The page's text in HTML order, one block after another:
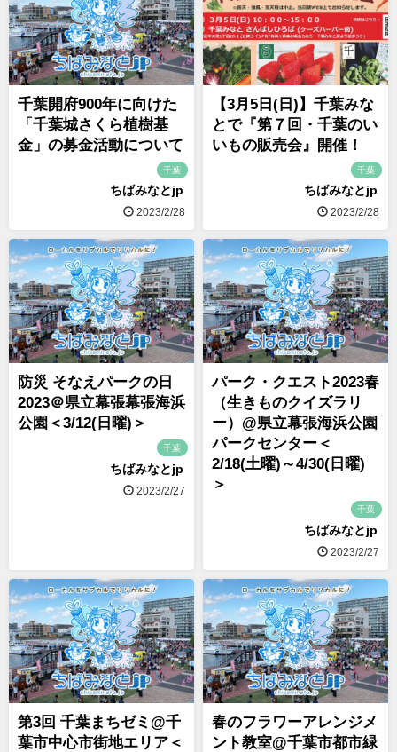
千葉開府900年に向けた
「千葉城さくら植樹基
金」の募金活動について
千葉
ちばみなとjp
2023/2/28
【3月5日(日)】千葉みな
とで『第７回・千葉のい
いもの販売会』開催！
千葉
ちばみなとjp
2023/2/28
防災 そなえパークの日
2023＠県立幕張幕張海浜
公園＜3/12(日曜)＞
千葉
ちばみなとjp
2023/2/27
パーク・クエスト2023春
（生きものクイズラリ
ー）@県立幕張海浜公園
パークセンター＜
2/18(土曜)～4/30(日曜)
＞
千葉
ちばみなとjp
2023/2/27
第3回 千葉まちゼミ@千
葉市中心市街地エリア＜
春のフラワーアレンジメ
ント教室@千葉市都市緑